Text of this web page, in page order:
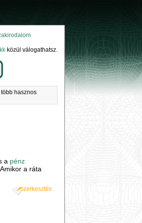
közül válogathatsz.
hasznos
a pénz
a ráta
szerkesztés